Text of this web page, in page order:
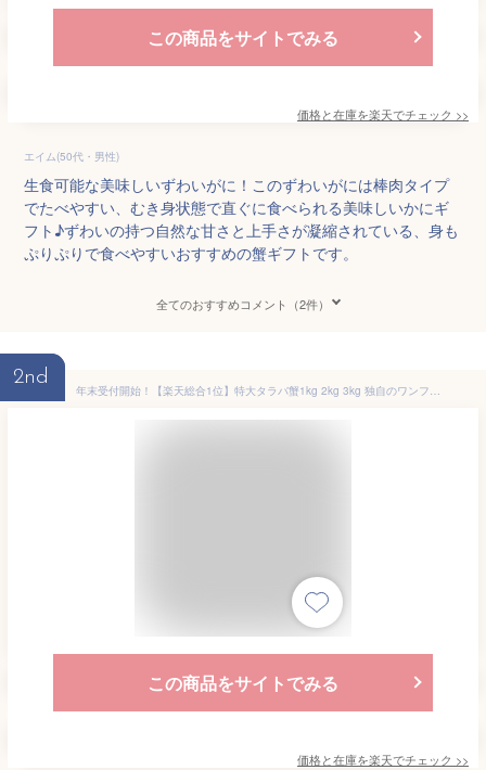
この商品をサイトでみる
価格と在庫を楽天でチェック >>
エイム(50代・男性)
生食可能な美味しいずわいがに！このずわいがには棒肉タイプ
でたべやすい、むき身状態で直ぐに食べられる美味しいかにギ
フト♪ずわいの持つ自然な甘さと上手さが凝縮されている、身も
ぷりぷりで食べやすいおすすめの蟹ギフトです。
全てのおすすめコメント（2件）
2nd
年末受付開始！【楽天総合1位】特大タラバ蟹1kg 2kg 3kg 独自のワンフローズン カニ タラバガニ たらば タラバ かに 蟹 たらば蟹 たらばかに 父の日 お歳暮 敬老の日 ギフト グルメお歳暮
この商品をサイトでみる
価格と在庫を楽天でチェック >>